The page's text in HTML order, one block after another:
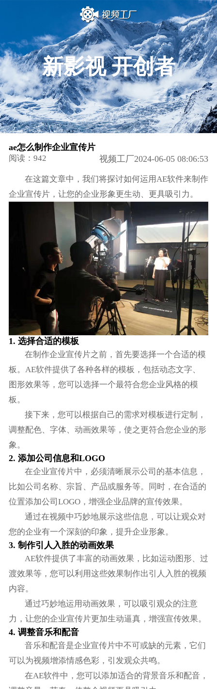
新影视 开创者
ae怎么制作企业宣传片
阅读：942 视频工厂2024-06-05 08:06:53
在这篇文章中，我们将探讨如何运用AE软件来制作
企业宣传片，让您的企业形象更生动、更具吸引力。
1. 选择合适的模板
在制作企业宣传片之前，首先要选择一个合适的模
板。AE软件提供了各种各样的模板，包括动态文字、
图形效果等，您可以选择一个最符合您企业风格的模
板。
接下来，您可以根据自己的需求对模板进行定制，
调整配色、字体、动画效果等，使之更符合您企业的形
象。
2. 添加公司信息和LOGO
在企业宣传片中，必须清晰展示公司的基本信息，
比如公司名称、宗旨、产品或服务等。同时，在合适的
位置添加公司LOGO，增强企业品牌的宣传效果。
通过在视频中巧妙地展示这些信息，可以让观众对
您的企业有一个深刻的印象，提升企业形象。
3. 制作引人入胜的动画效果
AE软件提供了丰富的动画效果，比如运动图形、过
渡效果等，您可以利用这些效果制作出引人入胜的视频
内容。
通过巧妙地运用动画效果，可以吸引观众的注意
力，让您的企业宣传片更加生动逼真，增强宣传效果。
4. 调整音乐和配音
音乐和配音是企业宣传片中不可或缺的元素，它们
可以为视频增添情感色彩，引发观众共鸣。
在AE软件中，您可以添加适合的背景音乐和配音，